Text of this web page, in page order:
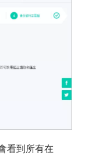
看到所有在